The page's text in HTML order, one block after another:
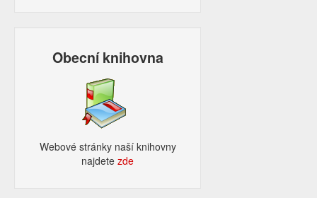
Obecní knihovna
Webové stránky naší knihovny
najdetezde​